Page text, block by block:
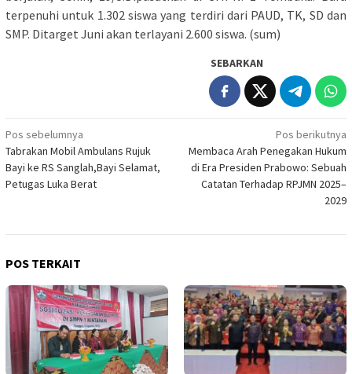
terpenuhi untuk 1.302 siswa yang terdiri dari PAUD, TK, SD dan
SMP. Ditarget Juni akan terlayani 2.600 siswa. (sum)
SEBARKAN
Navigasi
pos
Pos sebelumnya
Tabrakan Mobil Ambulans Rujuk
Bayi ke RS Sanglah,Bayi Selamat,
Petugas Luka Berat
Pos berikutnya
Membaca Arah Penegakan Hukum
di Era Presiden Prabowo: Sebuah
Catatan Terhadap RPJMN 2025–
2029
POS TERKAIT